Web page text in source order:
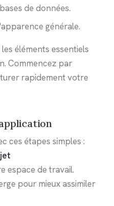
de données.
générale.
éléments essentiels
Commencez par
rapidement votre
ces étapes simples :
espace de travail.
pour mieux assimiler